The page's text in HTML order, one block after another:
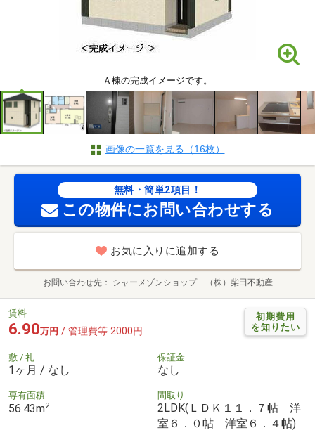
Ａ棟の完成イメージです。
画像の一覧を見る（16枚）
無料・簡単2項目！
この物件にお問い合わせする
お気に入りに追加する
お問い合わせ先 シャーメゾンショップ （株）柴田不動産
初期費用
を知りたい
賃料
6.90万円 / 管理費等 2000円
敷 / 礼
1ヶ月 / なし
保証金
なし
専有面積
56.43m2
間取り
2LDK(ＬＤＫ１１．７帖 洋
室６．０帖 洋室６．４帖)